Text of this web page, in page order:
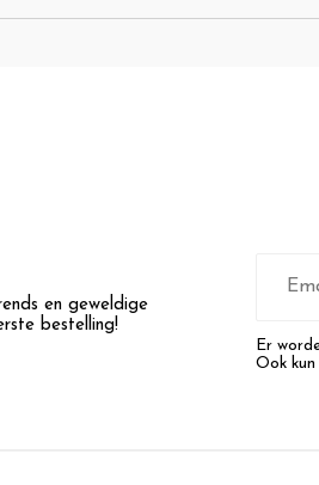
en geweldige
bestelling!
Er
Ook kun